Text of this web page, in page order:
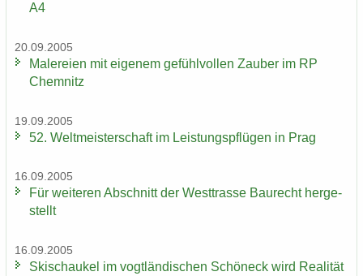
A4
20.09.2005
Ma­le­rei­en mit ei­ge­nem ge­fühl­vol­len Zau­ber im RP
Chem­nitz
19.09.2005
52. Welt­meis­ter­schaft im Leis­tungs­pflü­gen in Prag
16.09.2005
Für wei­te­ren Ab­schnitt der West­tras­se Bau­recht her­ge­
stellt
16.09.2005
Ski­schau­kel im vogt­län­di­schen Schöneck wird Rea­li­tät